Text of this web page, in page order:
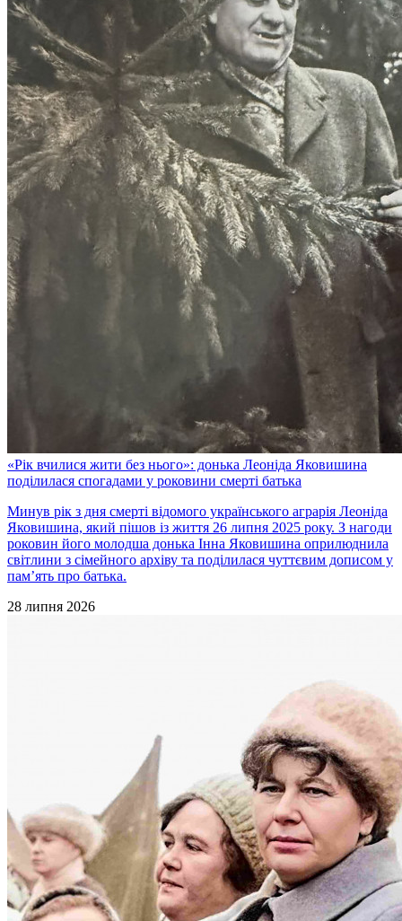
«Рік вчилися жити без нього»: донька Леоніда Яковишина
поділилася спогадами у роковини смерті батька
Минув рік з дня смерті відомого українського аграрія Леоніда
Яковишина, який пішов із життя 26 липня 2025 року. З нагоди
роковин його молодша донька Інна Яковишина оприлюднила
світлини з сімейного архіву та поділилася чуттєвим дописом у
пам’ять про батька.
28 липня 2026